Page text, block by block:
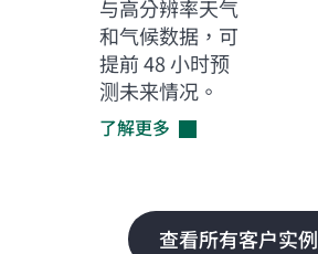
与高分辨率天气
和气候数据，可
提前 48 小时预
测未来情况。
了解更多
查看所有客户实例